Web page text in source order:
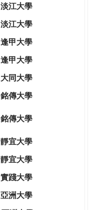
淡江大學
淡江大學
逢甲大學
逢甲大學
大同大學
銘傳大學
銘傳大學
靜宜大學
靜宜大學
實踐大學
亞洲大學